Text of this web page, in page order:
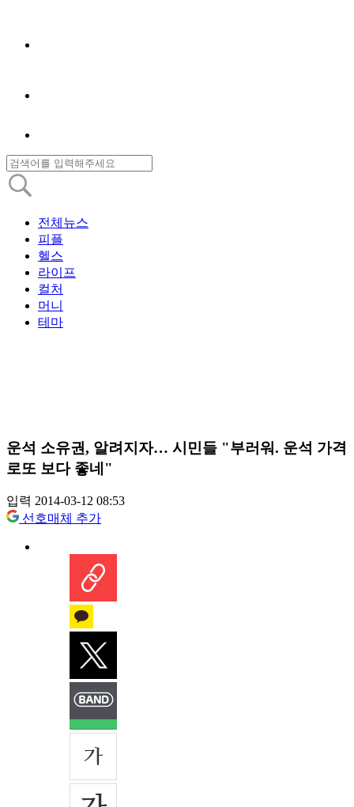
전체뉴스
피플
헬스
라이프
컬처
머니
테마
운석 소유권, 알려지자… 시민들 "부러워. 운석 가격
로또 보다 좋네"
입력 2014-03-12 08:53
선호매체 추가